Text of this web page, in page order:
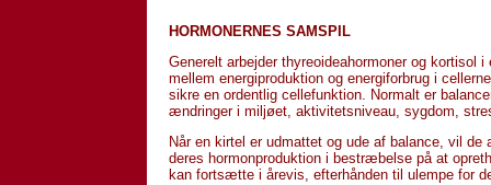
HORMONERNES SAMSPIL
Generelt arbejder thyreoideahormoner og
mellem energiproduktion og energiforbrug i
sikre en ordentlig cellefunktion. Normalt er
ændringer i miljøet, aktivitetsniveau, sygdom,
Når en kirtel er udmattet og ude af balance, vil
deres hormonproduktion i bestræbelse på at
kan fortsætte i årevis, efterhånden til ulempe for